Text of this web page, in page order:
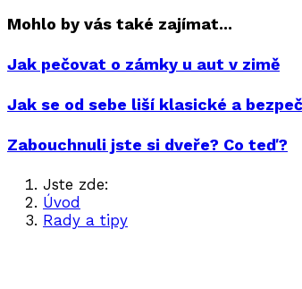
Mohlo by vás také zajímat...
Jak pečovat o zámky u aut v zimě
Jak se od sebe liší klasické a
Zabouchnuli jste si dveře? Co teď?
Jste zde:
Úvod
Rady a tipy